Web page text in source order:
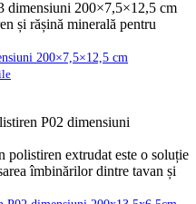
200×7,5×12,5 cm